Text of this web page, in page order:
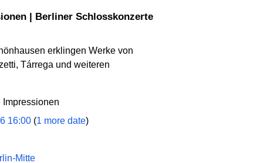
| Berliner Schlosskonzerte
erklingen Werke von
Tárrega und weiteren
16:00 (1 more date)
Mitte